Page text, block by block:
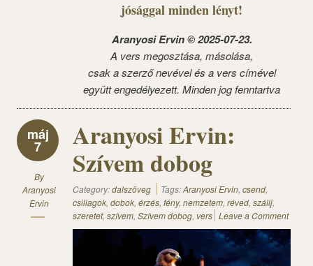
jósággal minden lényt!
Aranyosi Ervin © 2025-07-23.
A vers megosztása, másolása,
csak a szerző nevével és a vers címével
együtt engedélyezett. Minden jog fenntartva
máj
7
By
Aranyosi
Ervin
Aranyosi Ervin:
Szívem dobog
Category:dalszöveg Tags:Aranyosi Ervin, csend,
csillagok, dobok, érzés, fény, nemzetem, réved, szállj,
szeretet, szívem, Szívem dobog, vers Leave a Comment